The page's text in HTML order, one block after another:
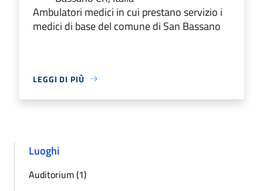
Ambulatori medici in cui prestano servizio i
medici di base del comune di San Bassano
LEGGI DI PIÙ
Luoghi
Auditorium (1)